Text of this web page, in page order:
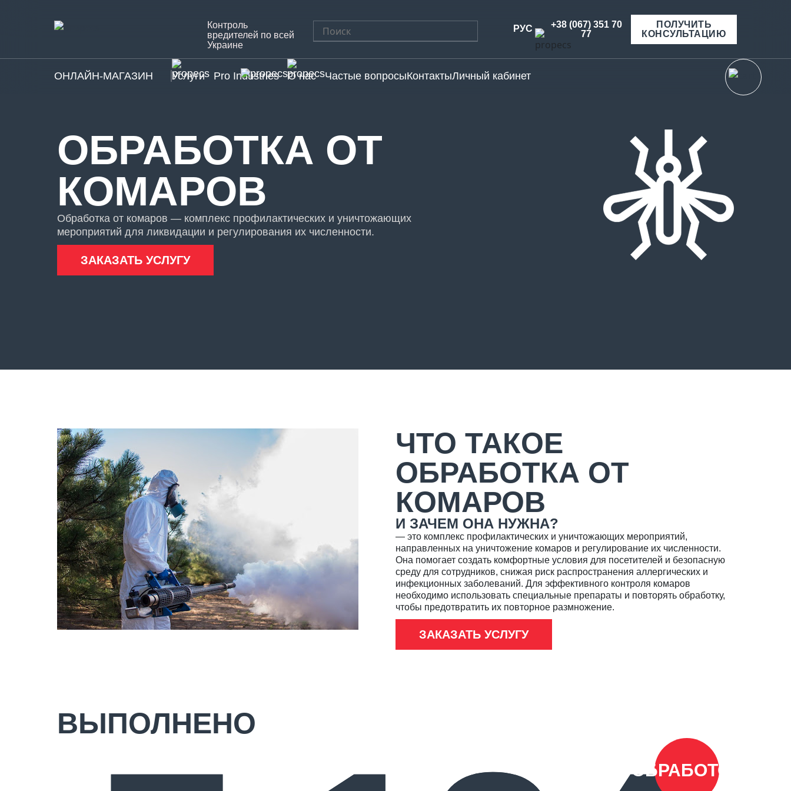
Контроль
вредителей по всей
Украине
ПОЛУЧИТЬ
КОНСУЛЬТАЦИЮ
+38 (067) 351 70
77
РУС
Найти:
ОНЛАЙН-МАГАЗИН Услуги Pro Industries О нас Частые вопросыКонтактыЛичный кабинет
ОБРАБОТКА ОТ
КОМАРОВ
Обработка от комаров — комплекс профилактических и уничтожающих
мероприятий для ликвидации и регулирования их численности.
ЗАКАЗАТЬ УСЛУГУ
ЧТО ТАКОЕ
ОБРАБОТКА ОТ
КОМАРОВ
И ЗАЧЕМ ОНА НУЖНА?
— это комплекс профилактических и уничтожающих мероприятий,
направленных на уничтожение комаров и регулирование их численности.
Она помогает создать комфортные условия для посетителей и безопасную
среду для сотрудников, снижая риск распространения аллергических и
инфекционных заболеваний. Для эффективного контроля комаров
необходимо использовать специальные препараты и повторять обработку,
чтобы предотвратить их повторное размножение.
ЗАКАЗАТЬ УСЛУГУ
ВЫПОЛНЕНО
ОБРАБОТОК